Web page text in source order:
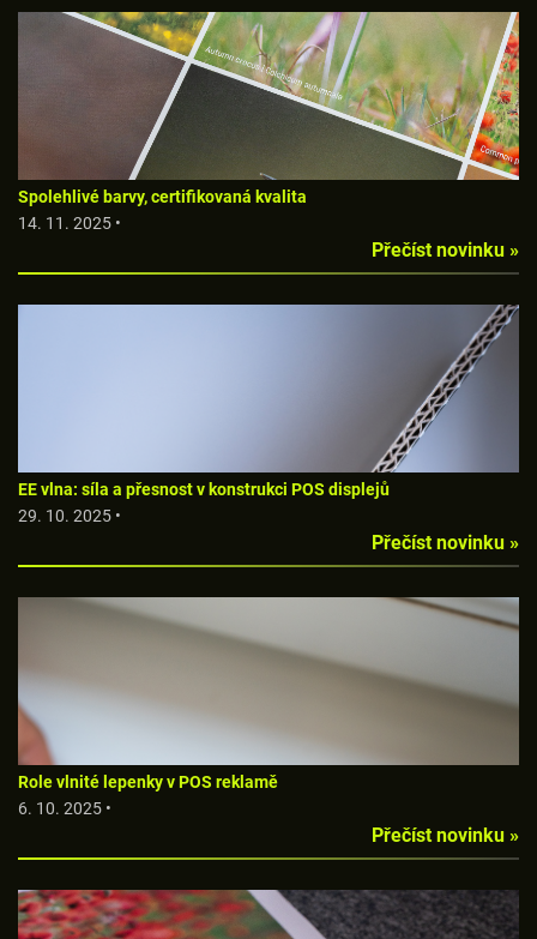
Spolehlivé barvy, certifikovaná kvalita
14. 11. 2025 •
Přečíst novinku »
EE vlna: síla a přesnost v konstrukci POS displejů
29. 10. 2025 •
Přečíst novinku »
Role vlnité lepenky v POS reklamě
6. 10. 2025 •
Přečíst novinku »